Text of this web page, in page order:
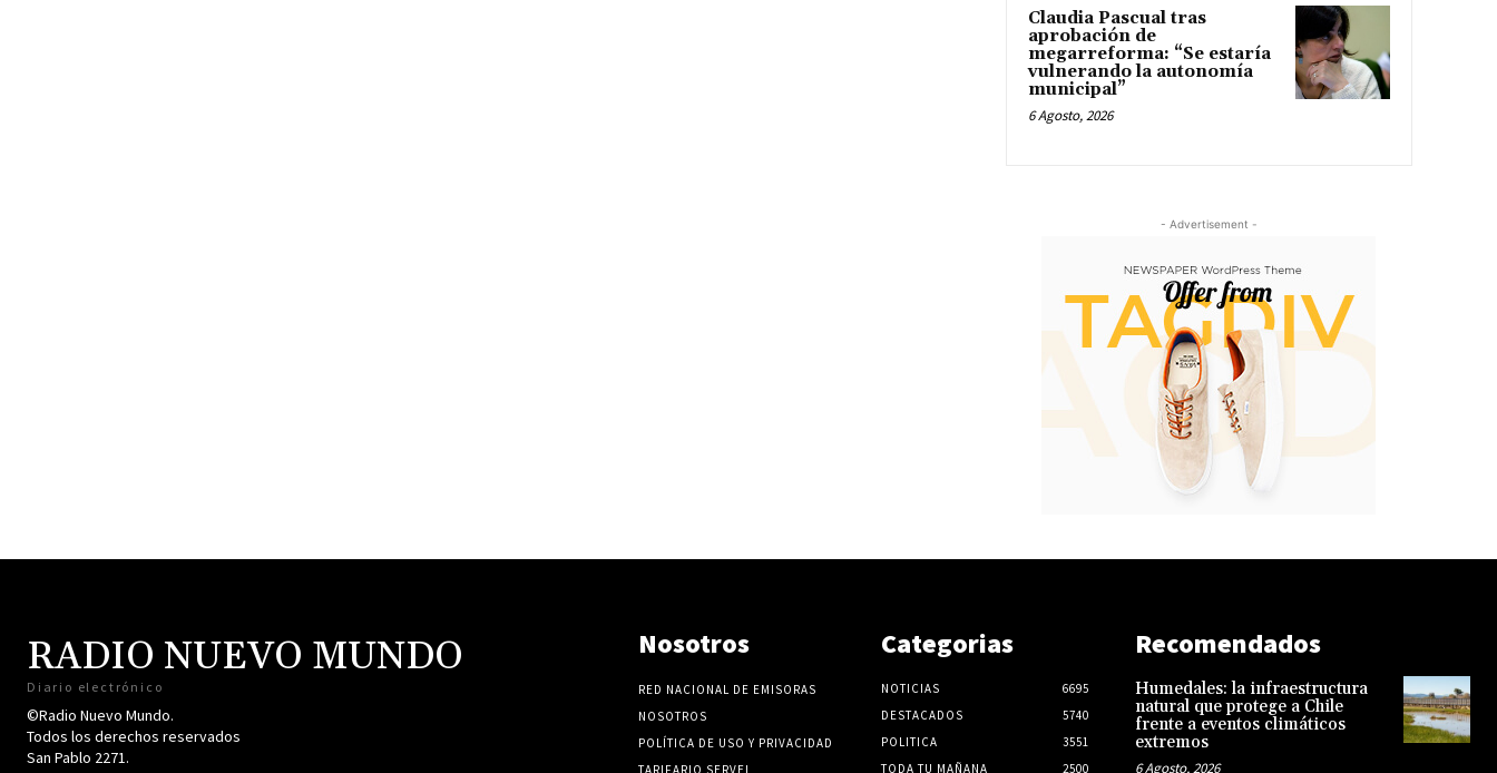
Claudia Pascual tras
aprobación de
megarreforma: “Se estaría
vulnerando la autonomía
municipal”
6 Agosto, 2026
- Advertisement -
RADIO NUEVO MUNDO
Diario electrónico
©Radio Nuevo Mundo.
Todos los derechos reservados
San Pablo 2271.
Nosotros
RED NACIONAL DE EMISORAS
NOSOTROS
POLÍTICA DE USO Y PRIVACIDAD
TARIFARIO SERVEL
Categorias
NOTICIAS
6695
DESTACADOS
5740
POLITICA
3551
TODA TU MAÑANA
2500
Recomendados
Humedales: la infraestructura
natural que protege a Chile
frente a eventos climáticos
extremos
6 Agosto, 2026